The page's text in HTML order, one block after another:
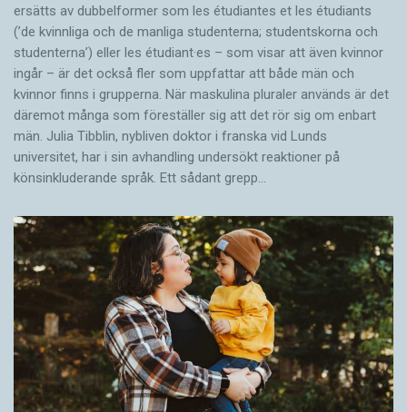
ersätts av dubbel­former som les étudiantes et les étudiants
(’de kvinnliga och de manliga studenterna; studentskorna och
studenterna’) eller les étudiant·es – som visar att även kvinnor
ingår – är det också fler som uppfattar att både män och
kvinnor finns i grupperna. När maskulina pluraler används är det
där­emot många som föreställer sig att det rör sig om enbart
män. Julia Tibblin, nybliven doktor i franska vid Lunds
universitet, har i sin avhandling undersökt reaktioner på
könsinkluderande språk. Ett sådant grepp…